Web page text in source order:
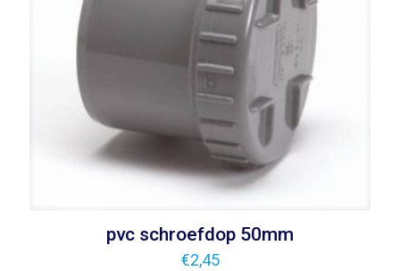
pvc schroefdop 50mm
€2,45